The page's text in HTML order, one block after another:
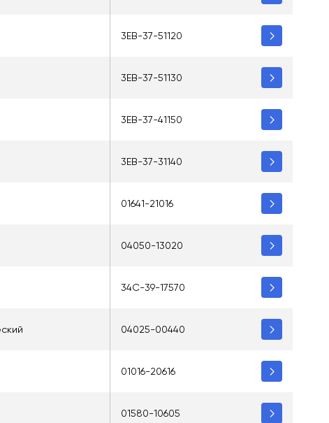
3EB-37-51120
3EB-37-51130
3EB-37-41150
3EB-37-31140
01641-21016
04050-13020
34C-39-17570
04025-00440
01016-20616
01580-10605